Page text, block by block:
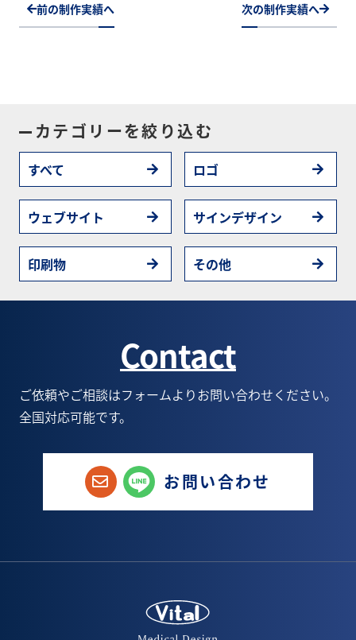
前の制作実績へ 次の制作実績へ
カテゴリーを絞り込む
すべて ロゴ
ウェブサイト サインデザイン
印刷物 その他
Contact
ご依頼やご相談はフォームよりお問い合わせください。
全国対応可能です。
お問い合わせ